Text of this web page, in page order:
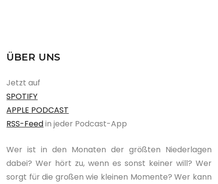
ÜBER UNS
Jetzt auf
SPOTIFY
APPLE PODCAST
RSS-Feedin jeder Podcast-App
Wer ist in den Monaten der größten Niederlagen
dabei? Wer hört zu, wenn es sonst keiner will? Wer
sorgt für die großen wie kleinen Momente? Wer kann